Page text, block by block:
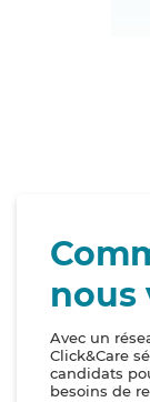
nous
Avec un
Click&Care
candidats
besoins de